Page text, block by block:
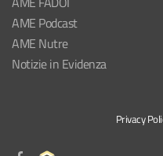
AME Podcast
AME Nutre
Notizie in Evidenza
Privacy